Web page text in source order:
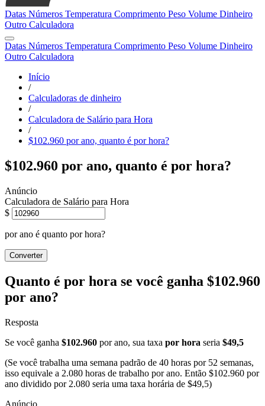
Datas Números Temperatura Comprimento Peso Volume Dinheiro
Outro Calculadora
Datas Números Temperatura Comprimento Peso Volume Dinheiro
Outro Calculadora
Início
/
Calculadoras de dinheiro
/
Calculadora de Salário para Hora
/
$102.960 por ano, quanto é por hora?
$102.960 por ano, quanto é por hora?
Calculadora de Salário para Hora
$
por ano é quanto por hora?
Converter
Quanto é por hora se você ganha $102.960
por ano?
Resposta
Se você ganha $102.960 por ano, sua taxa por hora seria $49,5
(Se você trabalha uma semana padrão de 40 horas por 52 semanas,
isso equivale a 2.080 horas de trabalho por ano. Então $102.960 por
ano dividido por 2.080 seria uma taxa horária de $49,5)